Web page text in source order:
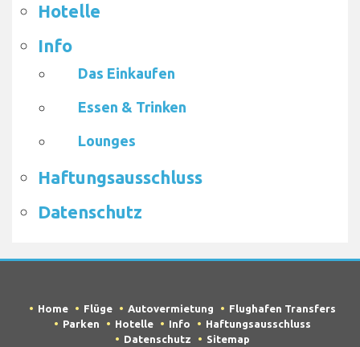
Hotelle
Info
Das Einkaufen
Essen & Trinken
Lounges
Haftungsausschluss
Datenschutz
Home Flüge Autovermietung
Flughafen Transfers
Parken
Hotelle Info
Haftungsausschluss
Datenschutz
Sitemap